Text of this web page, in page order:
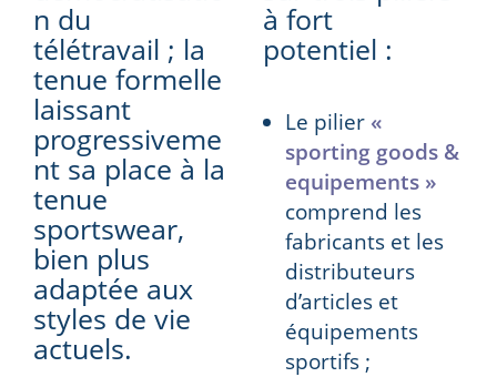
n du
télétravail ; la
tenue formelle
laissant
progressiveme
nt sa place à la
tenue
sportswear,
bien plus
adaptée aux
styles de vie
actuels.
à fort
potentiel :
Le pilier «
sporting goods &
equipements »
comprend les
fabricants et les
distributeurs
d’articles et
équipements
sportifs ;